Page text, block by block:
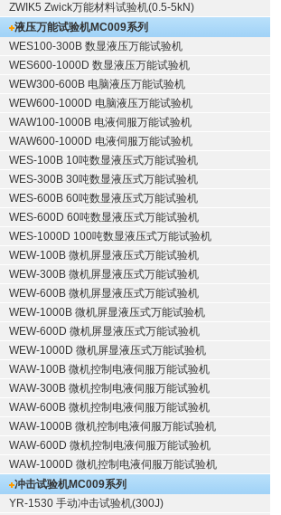
ZWIK5 Zwick万能材料试验机(0.5-5kN)
液压万能试验机MC009系列
WES100-300B 数显液压万能试验机
WES600-1000D 数显液压万能试验机
WEW300-600B 电脑液压万能试验机
WEW600-1000D 电脑液压万能试验机
WAW100-1000B 电液伺服万能试验机
WAW600-1000D 电液伺服万能试验机
WES-100B 10吨数显液压式万能试验机
WES-300B 30吨数显液压式万能试验机
WES-600B 60吨数显液压式万能试验机
WES-600D 60吨数显液压式万能试验机
WES-1000D 100吨数显液压式万能试验机
WEW-100B 微机屏显液压式万能试验机
WEW-300B 微机屏显液压式万能试验机
WEW-600B 微机屏显液压式万能试验机
WEW-1000B 微机屏显液压式万能试验机
WEW-600D 微机屏显液压式万能试验机
WEW-1000D 微机屏显液压式万能试验机
WAW-100B 微机控制电液伺服万能试验机
WAW-300B 微机控制电液伺服万能试验机
WAW-600B 微机控制电液伺服万能试验机
WAW-1000B 微机控制电液伺服万能试验机
WAW-600D 微机控制电液伺服万能试验机
WAW-1000D 微机控制电液伺服万能试验机
冲击试验机MC009系列
YR-1530 手动冲击试验机(300J)